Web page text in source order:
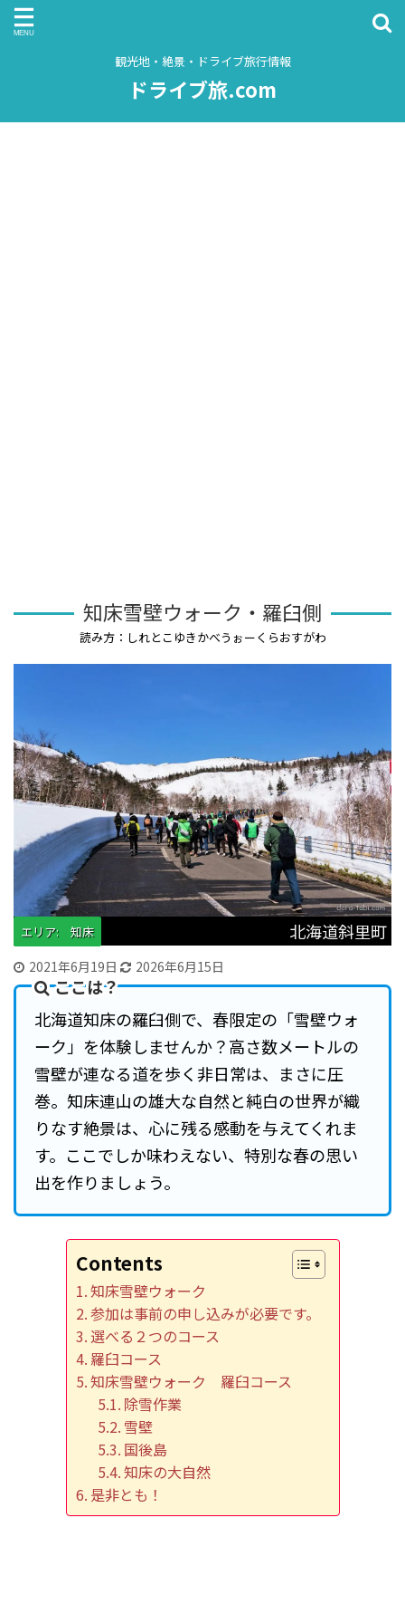
観光地・絶景・ドライブ旅行情報
ドライブ旅.com
知床雪壁ウォーク・羅臼側
読み方：しれとこゆきかべうぉーくらおすがわ
エリア: 知床 北海道斜里町
2021年6月19日 2026年6月15日
ここは？
北海道知床の羅臼側で、春限定の「雪壁ウォ
ーク」を体験しませんか？高さ数メートルの
雪壁が連なる道を歩く非日常は、まさに圧
巻。知床連山の雄大な自然と純白の世界が織
りなす絶景は、心に残る感動を与えてくれま
す。ここでしか味わえない、特別な春の思い
出を作りましょう。
Contents
知床雪壁ウォーク
参加は事前の申し込みが必要です。
選べる２つのコース
羅臼コース
知床雪壁ウォーク 羅臼コース
除雪作業
雪壁
国後島
知床の大自然
是非とも！